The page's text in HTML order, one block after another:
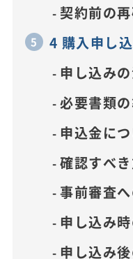
契約前の
4 購入申し
申し込み
必要書類
申込金に
確認すべ
事前審査
申し込み
申し込み